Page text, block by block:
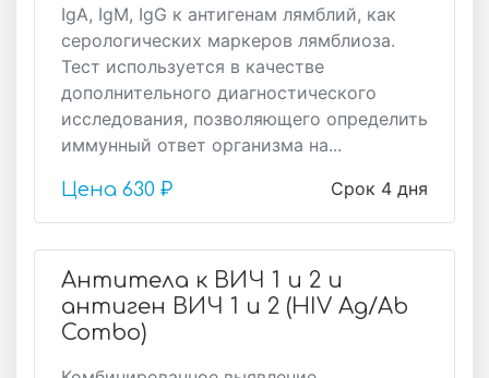
IgA, IgM, IgG к антигенам лямблий, как
серологических маркеров лямблиоза.
Тест используется в качестве
дополнительного диагностического
исследования, позволяющего определить
иммунный ответ организма на...
Срок 4 дня
Цена 630 ₽
Антитела к ВИЧ 1 и 2 и
антиген ВИЧ 1 и 2 (HIV Ag/Ab
Combo)